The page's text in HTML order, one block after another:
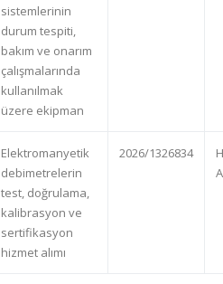
sistemlerinin
durum tespiti,
bakım ve onarım
çalışmalarında
kullanılmak
üzere ekipman
Elektromanyetik
debimetrelerin
test, doğrulama,
kalibrasyon ve
sertifikasyon
hizmet alımı
2026/1326834